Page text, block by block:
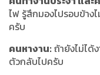
ไฟ รู้สึกมองไปรอบข้า
ครับ
คนหางาน:ถ้ายังไม่ได้
ตัวกลับไปครับ